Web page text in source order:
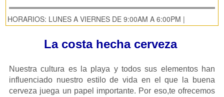
HORARIOS: LUNES A VIERNES DE 9:00AM A 6:00PM |
La costa hecha cerveza
Nuestra cultura es la playa y todos sus elementos han
influenciado nuestro estilo de vida en el que la buena
cerveza juega un papel importante. Por eso,te ofrecemos